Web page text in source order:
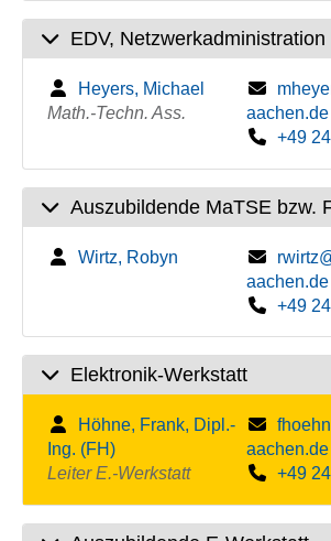
EDV, Netzwerkadministration
Heyers, Michael
Math.-Techn. Ass.
aachen.de
+49
Auszubildende MaTSE bzw.
Wirtz, Robyn
aachen.de
+49
Elektronik-Werkstatt
Höhne, Frank, Dipl.-
Ing. (FH)
Leiter E.-Werkstatt
aachen.de
+49